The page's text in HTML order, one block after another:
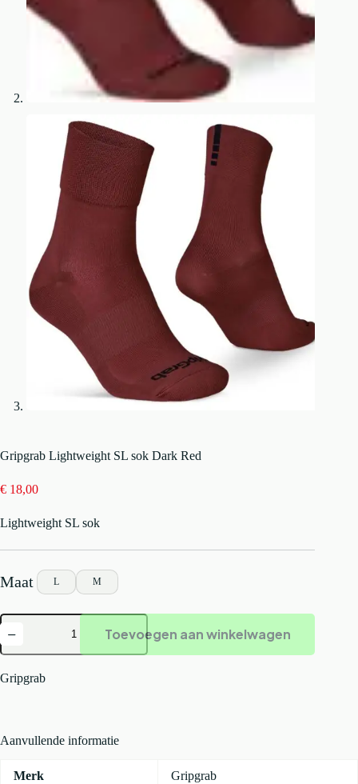
Gripgrab Lightweight SL sok Dark Red
€ 18,00
Lightweight SL sok
L M
Gripgrab
Lightweight
SL
sok
Dark
Red
Toevoegen aan winkelwagen
Gripgrab
Aanvullende informatie
Merk Gripgrab